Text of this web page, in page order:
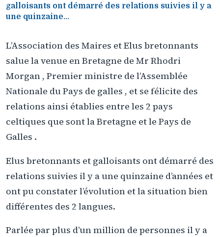
galloisants ont démarré des relations suivies il y a
une quinzaine...
L’Association des Maires et Elus bretonnants
salue la venue en Bretagne de Mr Rhodri
Morgan , Premier ministre de l’Assemblée
Nationale du Pays de galles , et se félicite des
relations ainsi établies entre les 2 pays
celtiques que sont la Bretagne et le Pays de
Galles .
Elus bretonnants et galloisants ont démarré des
relations suivies il y a une quinzaine d’années et
ont pu constater l’évolution et la situation bien
différentes des 2 langues.
Parlée par plus d’un million de personnes il y a